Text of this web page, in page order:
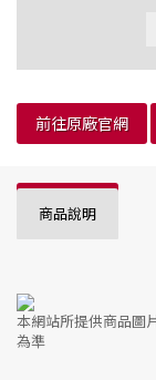
前往原廠官網
商品說明
本網站所提供商品圖
為準